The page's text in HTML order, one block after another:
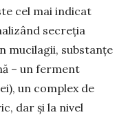
cel mai indicat
secreţia
mucilagii, substanţe
– un ferment
un complex de
dar și la nivel